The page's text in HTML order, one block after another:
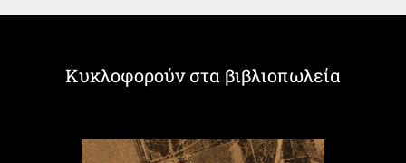
Κυκλοφορούν στα βιβλιοπωλεία